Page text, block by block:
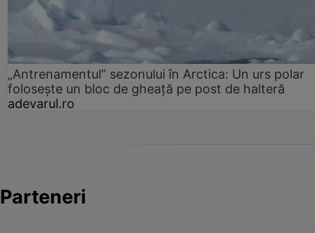
„Antrenamentul” sezonului în Arctica: Un urs polar
folosește un bloc de gheață pe post de halteră
adevarul.ro
Parteneri